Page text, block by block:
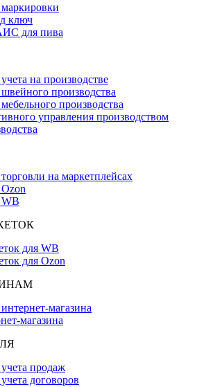
ключ
для пива
на производстве
производства
производства
управления производством
на маркетплейсах
для WB
для Ozon
магазина
магазина
продаж
договоров